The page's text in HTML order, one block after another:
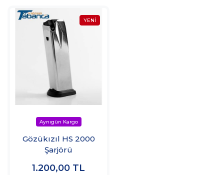
Gözükızıl HS 2000
Şarjörü
1.200,00 TL